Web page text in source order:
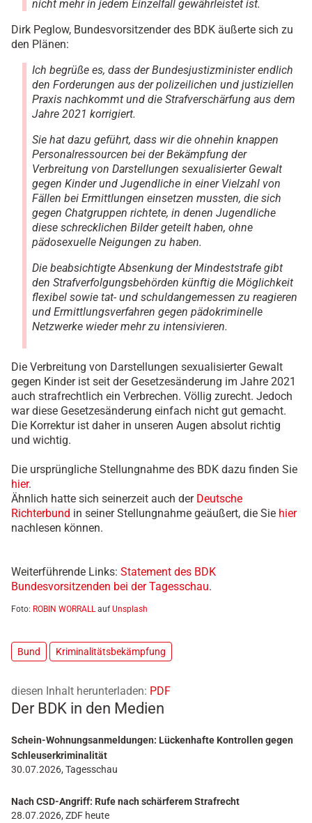
nicht mehr in jedem Einzelfall gewährleistet ist.
Dirk Peglow, Bundesvorsitzender des BDK äußerte sich zu
den Plänen:
Ich begrüße es, dass der Bundesjustizminister endlich
den Forderungen aus der polizeilichen und justiziellen
Praxis nachkommt und die Strafverschärfung aus dem
Jahre 2021 korrigiert.
Sie hat dazu geführt, dass wir die ohnehin knappen
Personalressourcen bei der Bekämpfung der
Verbreitung von Darstellungen sexualisierter Gewalt
gegen Kinder und Jugendliche in einer Vielzahl von
Fällen bei Ermittlungen einsetzen mussten, die sich
gegen Chatgruppen richtete, in denen Jugendliche
diese schrecklichen Bilder geteilt haben, ohne
pädosexuelle Neigungen zu haben.
Die beabsichtigte Absenkung der Mindeststrafe gibt
den Strafverfolgungsbehörden künftig die Möglichkeit
flexibel sowie tat- und schuldangemessen zu reagieren
und Ermittlungsverfahren gegen pädokriminelle
Netzwerke wieder mehr zu intensivieren.
Die Verbreitung von Darstellungen sexualisierter Gewalt
gegen Kinder ist seit der Gesetzesänderung im Jahre 2021
auch strafrechtlich ein Verbrechen. Völlig zurecht. Jedoch
war diese Gesetzesänderung einfach nicht gut gemacht.
Die Korrektur ist daher in unseren Augen absolut richtig
und wichtig.
Die ursprüngliche Stellungnahme des BDK dazu finden Sie
hier.
Ähnlich hatte sich seinerzeit auch der Deutsche
Richterbund in seiner Stellungnahme geäußert, die Sie hier
nachlesen können.
Weiterführende Links: Statement des BDK
Bundesvorsitzenden bei der Tagesschau.
Foto: ROBIN WORRALLaufUnsplash
Bund Kriminalitätsbekämpfung
diesen Inhalt herunterladen: PDF
Der BDK in den Medien
Schein-Wohnungsanmeldungen: Lückenhafte Kontrollen gegen
Schleuserkriminalität
30.07.2026, Tagesschau
Nach CSD-Angriff: Rufe nach schärferem Strafrecht
28.07.2026, ZDF heute